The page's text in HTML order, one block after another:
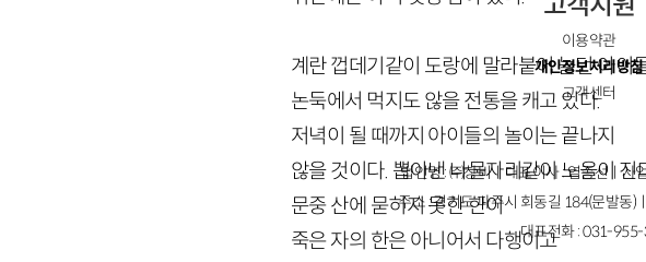
계란 껍데기같이 도랑에 말라붙어 놀던 아이
논둑에서 먹지도 않을 전통을 캐고 있다.
저녁이 될 때까지 아이들의 놀이는 끝나지
않을 것이다. 뽑아낸 나물자리같이 노을이 진
문중 산에 묻히지 못한 한이
죽은 자의 한은 아니어서 다행이고
이용약관
개인정보처리방침
고객센터
법인명 : ㈜창비ㅣ대표이사 : 염종선ㅣ
주소 : 경기도 파주시 회동길 184(문발동
대표전화 : 031-